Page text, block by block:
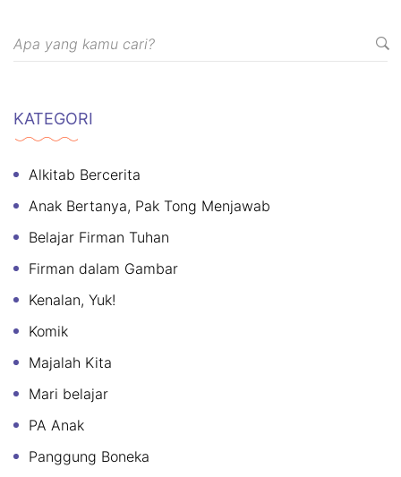
KATEGORI
Alkitab Bercerita
Anak Bertanya, Pak Tong Menjawab
Belajar Firman Tuhan
Firman dalam Gambar
Kenalan, Yuk!
Komik
Majalah Kita
Mari belajar
PA Anak
Panggung Boneka